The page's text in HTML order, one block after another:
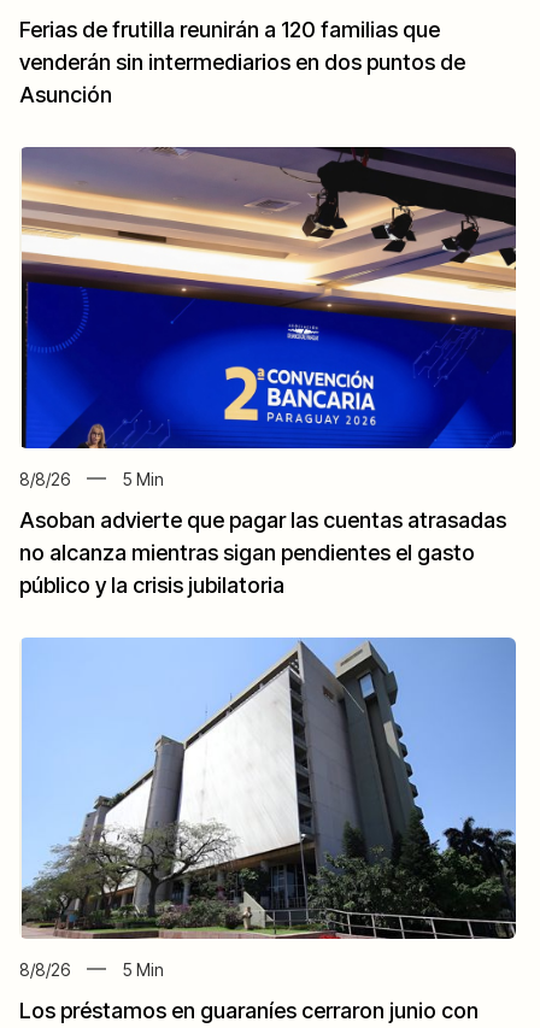
Ferias de frutilla reunirán a 120 familias que
venderán sin intermediarios en dos puntos de
Asunción
8/8/26 5 Min
Asoban advierte que pagar las cuentas atrasadas
no alcanza mientras sigan pendientes el gasto
público y la crisis jubilatoria
8/8/26 5 Min
Los préstamos en guaraníes cerraron junio con